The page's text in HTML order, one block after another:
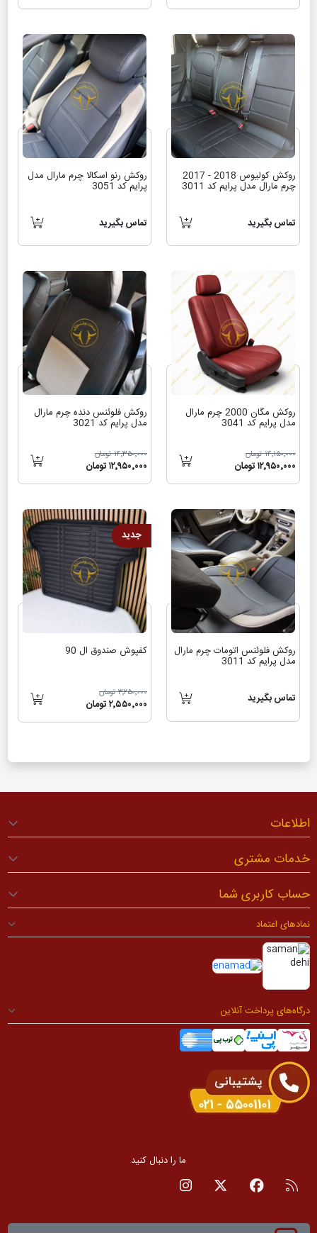
روکش کولیوس 2018 - 2017
چرم مارال مدل پرایم کد 3011
تماس بگیرید
روکش رنو اسکالا چرم مارال مدل
پرایم کد 3051
تماس بگیرید
روکش مگان 2000 چرم مارال
مدل پرایم کد 3041
۱۴٬۱۵۰٬۰۰۰ تومان
۱۲٬۹۵۰٬۰۰۰ تومان
روکش فلوئنس دنده چرم مارال
مدل پرایم کد 3021
۱۴٬۳۵۰٬۰۰۰ تومان
۱۲٬۹۵۰٬۰۰۰ تومان
روکش فلوئنس اتومات چرم مارال
مدل پرایم کد 3011
تماس بگیرید
جدید
کفپوش صندوق ال 90
۳٬۲۵۰٬۰۰۰ تومان
۲٬۵۵۰٬۰۰۰ تومان
اطلاعات
خدمات مشتری
حساب کاربری شما
نمادهای اعتماد
درگاه‌های پرداخت آنلاین
ما را دنبال کنید
RSS صفحه فیسبوک
صفحه تویترصفحه اینستاگرام